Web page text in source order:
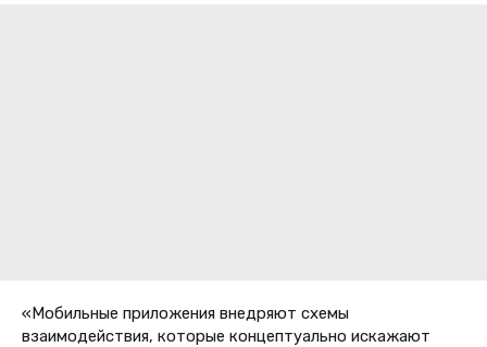
«Мобильные приложения внедряют схемы
взаимодействия, которые концептуально искажают